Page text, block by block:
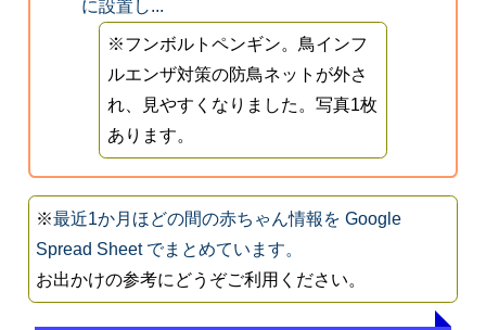
に設置し...
※フンボルトペンギン。鳥インフ
ルエンザ対策の防鳥ネットが外さ
れ、見やすくなりました。写真1枚
あります。
※最近1か月ほどの間の赤ちゃん情報を Google
Spread Sheet でまとめています。
お出かけの参考にどうぞご利用ください。